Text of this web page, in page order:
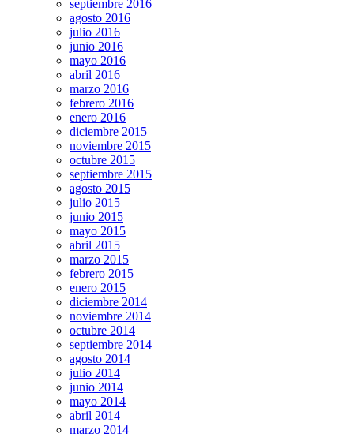
septiembre 2016
agosto 2016
julio 2016
junio 2016
mayo 2016
abril 2016
marzo 2016
febrero 2016
enero 2016
diciembre 2015
noviembre 2015
octubre 2015
septiembre 2015
agosto 2015
julio 2015
junio 2015
mayo 2015
abril 2015
marzo 2015
febrero 2015
enero 2015
diciembre 2014
noviembre 2014
octubre 2014
septiembre 2014
agosto 2014
julio 2014
junio 2014
mayo 2014
abril 2014
marzo 2014